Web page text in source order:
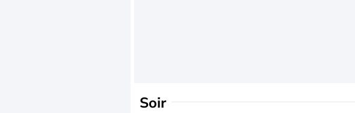
Soir